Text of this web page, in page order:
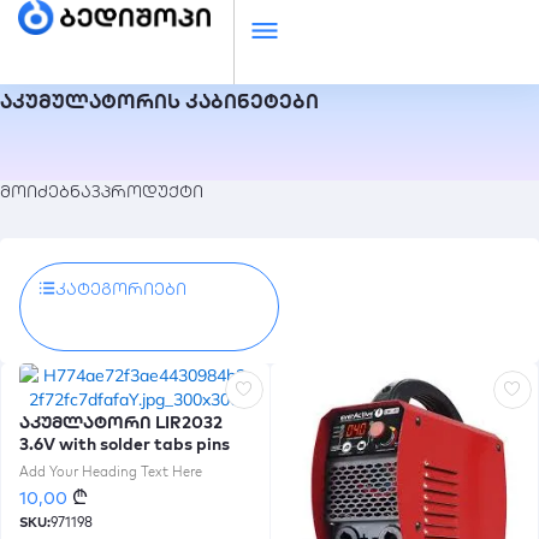
აკუმულატორის კაბინეტები
მოიძებნა3პროდუქტი
Კატეგორიები
აკუმლატორი LIR2032
3.6V with solder tabs pins
tags legs
Add Your Heading Text Here
10,00 ₾
SKU:971198